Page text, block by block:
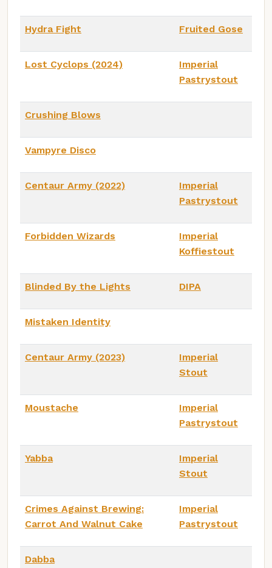
Hydra Fight Fruited Gose
Lost Cyclops (2024)
Imperial
Pastrystout
Crushing Blows
Vampyre Disco
Centaur Army (2022)
Imperial
Pastrystout
Forbidden Wizards
Imperial
Koffiestout
Blinded By the Lights DIPA
Mistaken Identity
Centaur Army (2023)
Imperial
Stout
Moustache
Imperial
Pastrystout
Yabba
Imperial
Stout
Crimes Against Brewing:
Carrot And Walnut Cake
Imperial
Pastrystout
Dabba